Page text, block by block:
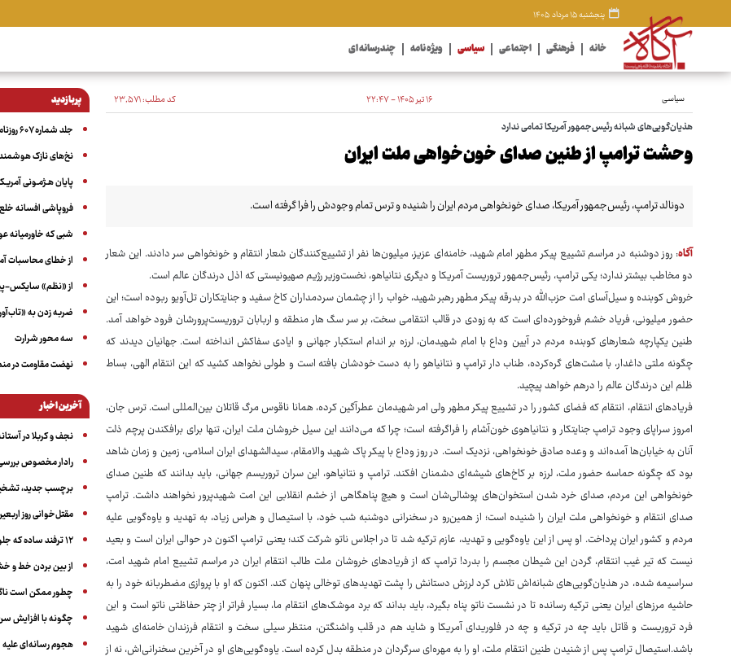
پنجشنبه ۱۵ مرداد ۱۴۰۵
خانه فرهنگی اجتماعی سیاسی ویژه نامه چندرسانه ای
سیاسی ۱۶ تیر ۱۴۰۵ - ۲۲:۴۷ کد مطلب:۲۳٬۵۷۱
هذیان‌گویی‌های شبانه رئیس‌جمهور آمریکا تمامی ندارد
وحشت ترامپ از طنین صدای خون‌خواهی ملت ایران
دونالد ترامپ، رئیس‌جمهور آمریکا، صدای خونخواهی مردم ایران را شنیده و ترس تمام وجودش را فرا گرفته است.
آگاه: روز دوشنبه در مراسم تشییع پیکر مطهر امام شهید، خامنه‌ای عزیز، میلیون‌ها نفر از تشییع‌کنندگان شعار انتقام و خونخواهی سر دادند. این شعار
دو مخاطب بیشتر ندارد؛ یکی ترامپ، رئیس‌جمهور تروریست آمریکا و دیگری نتانیاهو، نخست‌وزیر رژیم صهیونیستی که اذل درندگان عالم است.
خروش کوبنده و سیل‌آسای امت حزب‌الله در بدرقه پیکر مطهر رهبر شهید، خواب را از چشمان سردمداران کاخ سفید و جنایتکاران تل‌آویو ربوده است؛ این
حضور میلیونی، فریاد خشم فروخورده‌ای است که به زودی در قالب انتقامی سخت، بر سر سگ هار منطقه و اربابان تروریست‌پرورشان فرود خواهد آمد.
طنین یکپارچه شعارهای کوبنده مردم در آیین وداع با امام شهیدمان، لرزه بر اندام استکبار جهانی و ایادی سفاکش انداخته است. جهانیان دیدند که
چگونه ملتی داغدار، با مشت‌های گره‌کرده، طناب دار ترامپ و نتانیاهو را به دست خودشان بافته است و طولی نخواهد کشید که این انتقام الهی، بساط
ظلم این درندگان عالم را درهم خواهد پیچید.
فریادهای انتقام، انتقام که فضای کشور را در تشییع پیکر مطهر ولی امر شهیدمان عطرآگین کرده، همانا ناقوس مرگ قاتلان بین‌المللی است. ترس جان،
امروز سراپای وجود ترامپ جنایتکار و نتانیاهوی خون‌آشام را فراگرفته است؛ چرا که می‌دانند این سیل خروشان ملت ایران، تنها برای برافکندن پرچم ذلت
آنان به خیابان‌ها آمده‌اند و وعده صادق خونخواهی، نزدیک است. در روز وداع با پیکر پاک شهید والامقام، سیدالشهدای ایران اسلامی، زمین و زمان شاهد
بود که چگونه حماسه حضور ملت، لرزه بر کاخ‌های شیشه‌ای دشمنان افکند. ترامپ و نتانیاهو، این سران تروریسم جهانی، باید بدانند که طنین صدای
خونخواهی این مردم، صدای خرد شدن استخوان‌های پوشالی‌شان است و هیچ پناهگاهی از خشم انقلابی این امت شهیدپرور نخواهند داشت. ترامپ
صدای انتقام و خونخواهی ملت ایران را شنیده است؛ از همین‌رو در سخنرانی دوشنبه شب خود، با استیصال و هراس زیاد، به تهدید و یاوه‌گویی علیه
مردم و کشور ایران پرداخت. او پس از این یاوه‌گویی و تهدید، عازم ترکیه شد تا در اجلاس ناتو شرکت کند؛ یعنی ترامپ اکنون در حوالی ایران است و بعید
نیست که تیر غیب انتقام، گردن این شیطان مجسم را بدرد! ترامپ که از فریادهای خروشان ملت طالب انتقام ایران در مراسم تشییع امام شهید امت،
سراسیمه شده، در هذیان‌گویی‌های شبانه‌اش تلاش کرد لرزش دستانش را پشت تهدیدهای توخالی پنهان کند. اکنون که او با پروازی مضطربانه خود را به
حاشیه مرزهای ایران یعنی ترکیه رسانده تا در نشست ناتو پناه بگیرد، باید بداند که برد موشک‌های انتقام ما، بسیار فراتر از چتر حفاظتی ناتو است و این
فرد تروریست و قاتل باید چه در ترکیه و چه در فلوریدای آمریکا و شاید هم در قلب واشنگتن، منتظر سیلی سخت و انتقام فرزندان خامنه‌ای شهید
باشد.استیصال ترامپ پس از شنیدن طنین انتقام ملت، او را به مهره‌ای سرگردان در منطقه بدل کرده است. یاوه‌گویی‌های او در آخرین سخنرانی‌اش، نه از
پربازدید
جلد شماره ۶۰۷ روزنامه آگاه
نخ‌های نازک
پایان هـژمـونی
فروپاشی افسانه
شبی که
از خطای محاسبات
از «نظم» سایکس-
ضربه زدن به
سه‌ محور شرارت
نهضت مقاومت در
آخرین اخبار
نجف و کربلا در آستانه ۵۰
رادار مخصوص
برچسب جدید،
مقتل‌خوانی روز
۱۲ ترفند ساده که جلوی پرخوری عصبی و اضافه ‌وزن را می‌گیرد
از بین بردن خط
چطور ممکن است
چگونه با افزایش
هجوم رسانه‌ای علیه